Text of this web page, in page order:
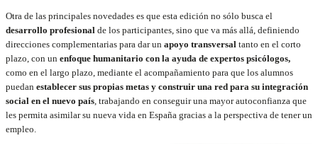
Otra de las principales novedades es que esta edición no sólo busca el
desarrollo profesional de los participantes, sino que va más allá, definiendo
direcciones complementarias para dar un apoyo transversal tanto en el corto
plazo, con un enfoque humanitario con la ayuda de expertos psicólogos,
como en el largo plazo, mediante el acompañamiento para que los alumnos
puedan establecer sus propias metas y construir una red para su integración
social en el nuevo país, trabajando en conseguir una mayor autoconfianza que
les permita asimilar su nueva vida en España gracias a la perspectiva de tener un
empleo.